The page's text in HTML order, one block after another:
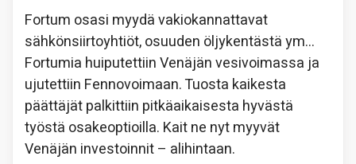
Fortum osasi myydä vakiokannattavat
sähkönsiirtoyhtiöt, osuuden öljykentästä ym…
Fortumia huiputettiin Venäjän vesivoimassa ja
ujutettiin Fennovoimaan. Tuosta kaikesta
päättäjät palkittiin pitkäaikaisesta hyvästä
työstä osakeoptioilla. Kait ne nyt myyvät
Venäjän investoinnit – alihintaan.